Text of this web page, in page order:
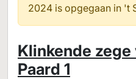
2024 is opgegaan in 't
Klinkende
Paard 1